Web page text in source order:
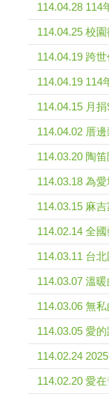
114.04.28 114
114.04.25 校
114.04.19 跨
114.04.19 114
114.04.15 月
114.04.02 厝
114.03.20 陶
114.03.18 為
114.03.15 麻
114.02.14 全
114.03.11 台
114.03.07 溫
114.03.06 無
114.03.05 愛
114.02.24
114.02.20 愛